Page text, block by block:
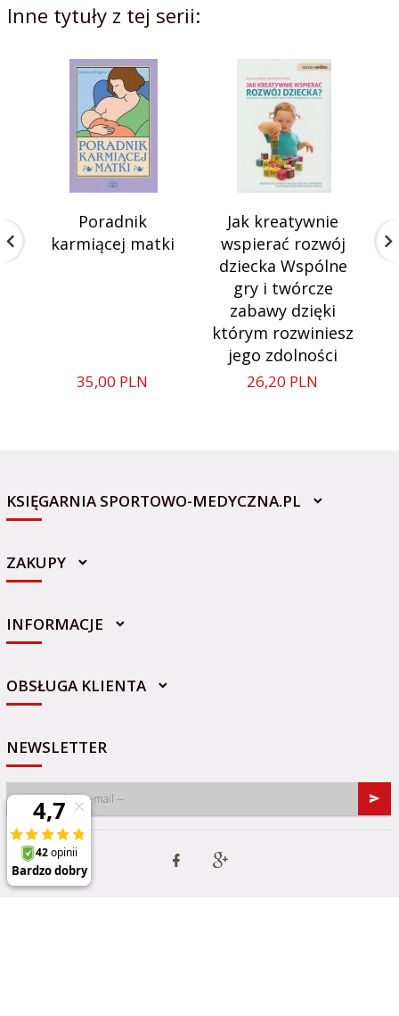
Inne tytuły z tej serii:
Poradnik
karmiącej matki
35,00 PLN
Jak kreatywnie
wspierać rozwój
dziecka Wspólne
gry i twórcze
zabawy dzięki
którym rozwiniesz
jego zdolności
26,20 PLN
KSIĘGARNIA SPORTOWO-MEDYCZNA.PL
sklep@sportowo-medyczna.pl
ZAKUPY
INFORMACJE
OBSŁUGA KLIENTA
NEWSLETTER